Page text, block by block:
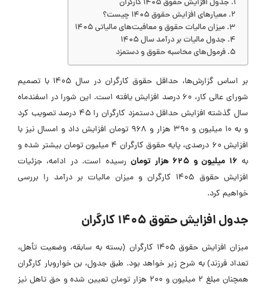
معیارهای افزایش حقوق 1405 چیست؟
میزان مالیات حقوق و معافیت‌های مالیاتی ۱۴۰۵
جدول مالیات بر درآمد سال ۱۴۰۵
فرمول‌های محاسبه حقوق و دستمزد
بر اساس گزارش‌ها، حداقل حقوق کارگران در سال ۱۴۰۵ با تصمیم
شورای عالی کار، ۶۰ درصد افزایش یافته است. این شورا در اسفندماه
سال گذشته افزایش حداقل دستمزد کارگران را ۴۵ درصد تصویب کرد
و به ۱۰ میلیون و ۳۹۰ هزار و ۹۶۸ تومان افزایش داد و امسال نیز با
افزایش ۶۰ درصدی، پایه حقوق کارگران ۴ میلیون تومان بیشتر شده و
به ۱۶ میلیون و ۶۲۵ هزار تومان
رسیده است. در ادامه، جزئیات
افزایش حقوق 1405 کارگران و میزان مالیات بر درآمد را بررسی
خواهیم کرد.
جدول افزایش حقوق 1405 کارگران
میزان افزایش حقوق 1405 کارگران (بسته به سابقه، وضعیت تأهل،
تعداد فرزند) به شرح زیر خواهد بود. طبق جدول، بن خواروبار کارگران
همچنان مبلغ ۲ میلیون و ۲۰۰ هزار تومان تعیین شده و حق تاهل نیز